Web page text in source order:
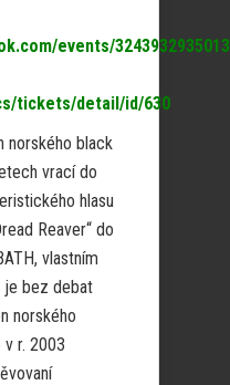
events/
tickets/detail/id/630
norského black
vrací do
hlasu
Reaver“ do
vlastním
je bez debat
norského
r. 2003